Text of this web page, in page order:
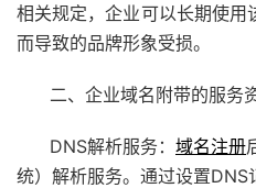
相关规定，企业可以长期使用
而导致的品牌形象受损。
二、企业域名附带的服务
DNS解析服务： 域名注册
统）解析服务。通过设置